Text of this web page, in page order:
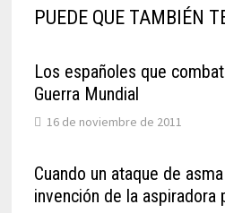
PUEDE QUE TAMBIÉN
Los españoles que
Guerra Mundial
16 de noviembre de 2011
Cuando un ataque de
invención de la aspiradora